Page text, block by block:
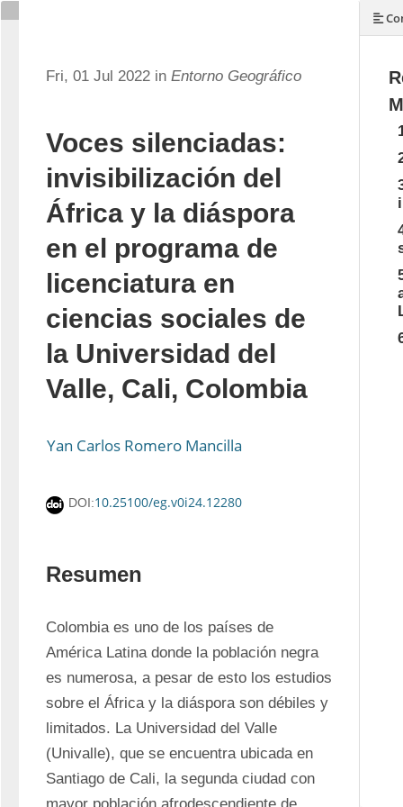
Fri, 01 Jul 2022 in Entorno Geográfico
Voces silenciadas:
invisibilización del
África y la diáspora
en el programa de
licenciatura en
ciencias sociales de
la Universidad del
Valle, Cali, Colombia
Yan Carlos Romero Mancilla
DOI:10.25100/eg.v0i24.12280
Resumen
Colombia es uno de los países de
América Latina donde la población negra
es numerosa, a pesar de esto los estudios
sobre el África y la diáspora son débiles y
limitados. La Universidad del Valle
(Univalle), que se encuentra ubicada en
Santiago de Cali, la segunda ciudad con